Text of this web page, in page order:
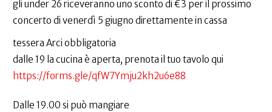
gli under 26 riceveranno uno sconto di €3 per il prossimo
concerto di venerdì 5 giugno direttamente in cassa
tessera Arci obbligatoria
dalle 19 la cucina è aperta, prenota il tuo tavolo qui
https://forms.gle/qfW7Ymju2kh2u6e88
Dalle 19.00 si può mangiare